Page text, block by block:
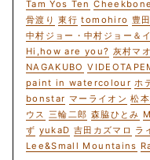
Tam Yos Ten Cheekbone
骨渡り 東行 tomohiro 豊
中村ジョー・中村ジョー＆
Hi,how are you? 灰村マオ
NAGAKUBO
paint in watercolour ホ
bonstar マーライオン 松
ウス 三輪二郎 森脇ひとみ
ず yukaD 吉田カズマロ ラ
Lee&Small Mountains